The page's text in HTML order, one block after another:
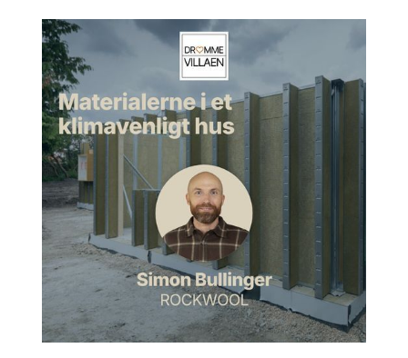
Pernille:Det er faktisk et godt spørgsmål. Jeg tror faktisk
primært, det var det her med, at der er lidt modstand. Der er
noget at forholde sig til. Der er noget, man bliver nødt til at gå
på opdagelse i og finde ud af: Hvad er der på spil her? Det
tror jeg faktisk. Det er nok i virkeligheden det. Ja.
Morten:Okay.
Pernille:Jeg kan godt lide at undersøge tingene, inden jeg
går i gang.
Fra store kulturbygninger til
villaer
Morten:
Det er jo sådan nogle store navne, du nævner.
Kunsten i Aalborg, det er jo ikke sikkert, alle folk kender det,
men Kronborg i hvert fald. Går man ind i det med sådan en,
hvordan går man ind i sådan en opgave? Er der lidt ærefrygt,
eller er der lidt nerver på, når man går i gang med sådan et